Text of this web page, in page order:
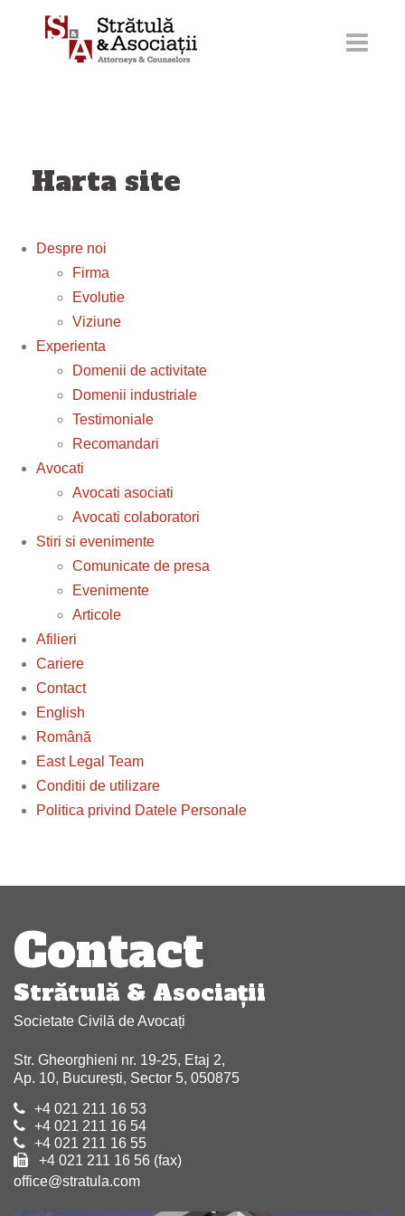
Harta site
Despre noi
Firma
Evolutie
Viziune
Experienta
Domenii de activitate
Domenii industriale
Testimoniale
Recomandari
Avocati
Avocati asociati
Avocati colaboratori
Stiri si evenimente
Comunicate de presa
Evenimente
Articole
Afilieri
Cariere
Contact
English
Română
East Legal Team
Conditii de utilizare
Politica privind Datele Personale
Navigare
articole
Contact
Strătulă & Asociaţii
Societate Civilă de Avocați
Str. Gheorghieni nr. 19-25, Etaj 2,
Ap. 10, București, Sector 5, 050875
+4 021 211 16 53
+4 021 211 16 54
+4 021 211 16 55
+4 021 211 16 56 (fax)
office@stratula.com